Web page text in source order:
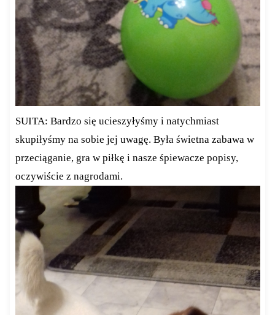
SUITA: Bardzo się ucieszyłyśmy i natychmiast
skupiłyśmy na sobie jej uwagę. Była świetna zabawa w
przeciąganie, gra w piłkę i nasze śpiewacze popisy,
oczywiście z nagrodami.